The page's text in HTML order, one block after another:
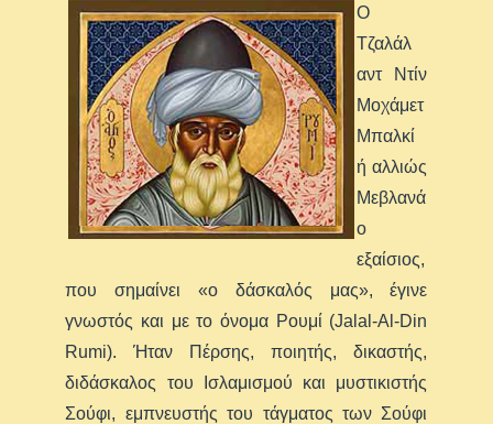
O
Τζαλάλ
αντ Ντίν
Μοχάμετ
Μπαλκί
ή αλλιώς
Μεβλανά
ο
εξαίσιος,
που σημαίνει «ο δάσκαλός μας», έγινε
γνωστός και με το όνομα Ρουμί (Jalal-Al-Din
Rumi). Ήταν Πέρσης, ποιητής, δικαστής,
διδάσκαλος του Ισλαμισμού και μυστικιστής
Σούφι, εμπνευστής του τάγματος των Σούφι